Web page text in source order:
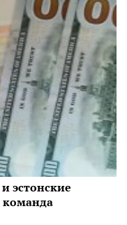
эстонские
команда